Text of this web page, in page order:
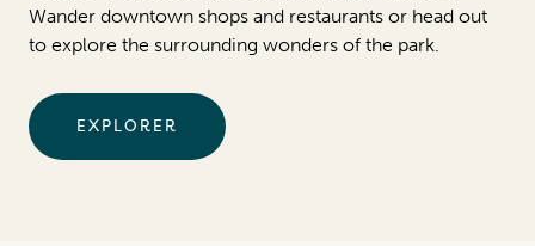
Wander downtown shops and restaurants or head out
to explore the surrounding wonders of the park.
EXPLORER